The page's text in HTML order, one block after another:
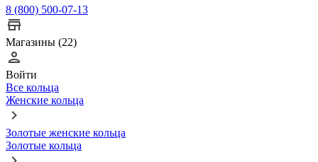
8 (800) 500-07-13
Магазины (22)
Войти
Все кольца
Женские кольца
Золотые женские кольца
Золотые кольца